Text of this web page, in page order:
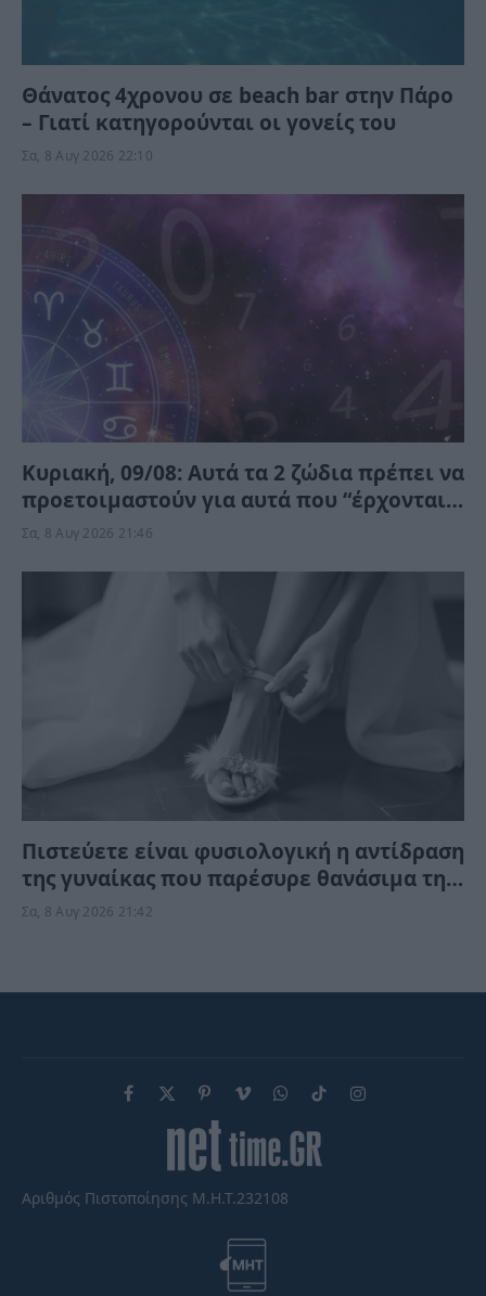
Θάνατος 4χρονου σε beach bar στην Πάρο
– Γιατί κατηγορούνται οι γονείς του
Σα, 8 Αυγ 2026 22:10
Κυριακή, 09/08: Αυτά τα 2 ζώδια πρέπει να
προετοιμαστούν για αυτά που “έρχονται”
– Ποιοι κερδίζουν;
Σα, 8 Αυγ 2026 21:46
Πιστεύετε είναι φυσιολογική η αντίδραση
της γυναίκας που παρέσυρε θανάσιμα τη
34χρονη νύφη; «Θέλω τον πατέρα μου…»
Σα, 8 Αυγ 2026 21:42
Facebook
X
(Twitter)
PinterestVimeoWhatsApp
TikTokInstagram
Αριθμός Πιστοποίησης Μ.Η.Τ.232108